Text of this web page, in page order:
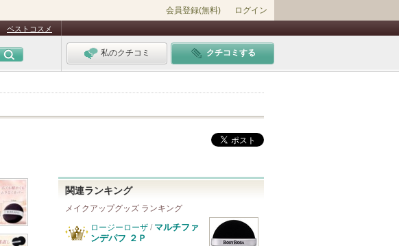
会員登録(無料) ログイン
ベストコスメ
私のクチコミ クチコミする
関連ランキング
メイクアップグッズ ランキング
ロージーローザ / マルチファ
ンデパフ ２Ｐ